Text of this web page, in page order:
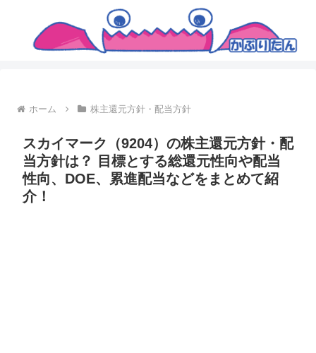
ホーム 株主還元方針・配当方針
スカイマーク（9204）の株主還元方針・配
当方針は？ 目標とする総還元性向や配当
性向、DOE、累進配当などをまとめて紹
介！